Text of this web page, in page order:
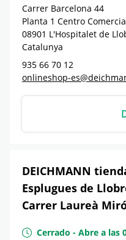
Carrer Barcelona 44
Planta 1 Centro
08901 L'Hospitalet de
Catalunya
935 66 70 12
onlineshop-
DEICHMANN
Esplugues de
Carrer Laureà
Cerrado - Abre a las